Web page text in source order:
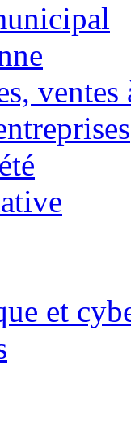
ventes
et